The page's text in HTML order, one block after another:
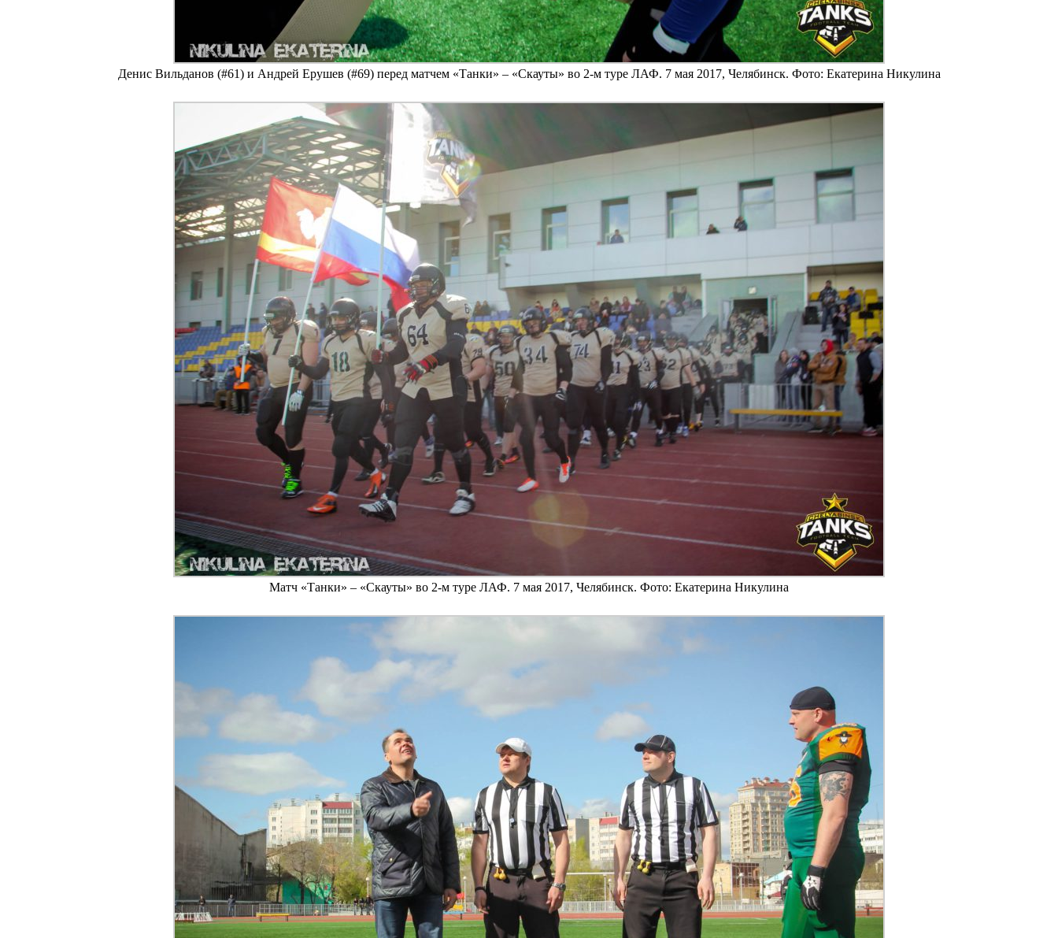
Денис Вильданов (#61) и Андрей Ерушев (#69) перед матчем «Танки» – «Скауты» во 2-м туре ЛАФ. 7 мая 2017, Челябинск. Фото: Екатерина Никулина
Матч «Танки» – «Скауты» во 2-м туре ЛАФ. 7 мая 2017, Челябинск. Фото: Екатерина Никулина